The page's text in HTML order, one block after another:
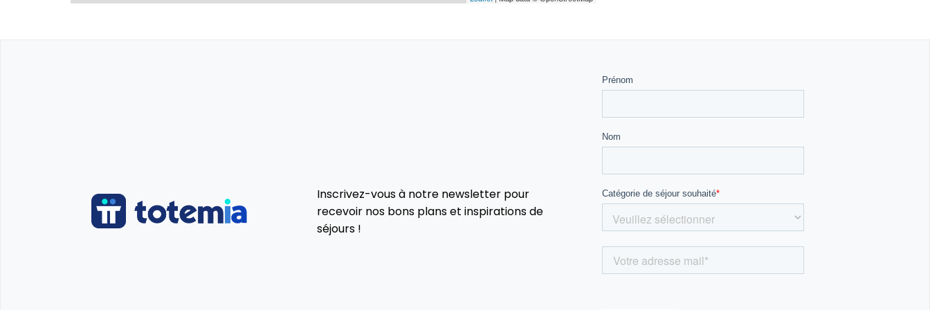
21h30-22h30 : Coucher selon l’âge
Inscrivez-vous à notre newsletter pour
recevoir nos bons plans et inspirations de
séjours !